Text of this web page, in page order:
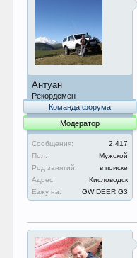
Антуан
Рекордсмен
Команда форума
Модератор
Сообщения:
2.417
Пол:
Мужской
Род занятий:
в поиске
Адрес:
Кисловодск
Езжу на:
GW DEER G3